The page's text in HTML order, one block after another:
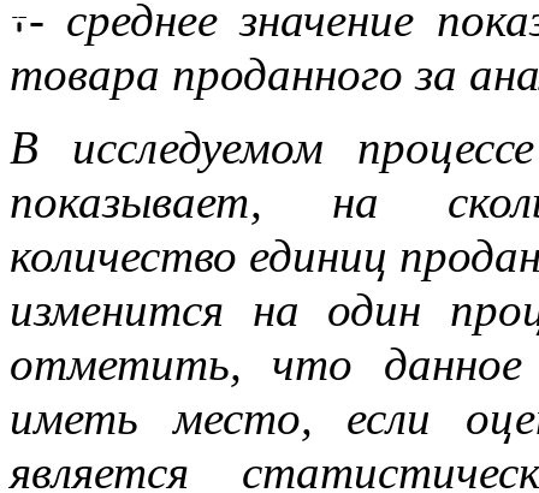
- среднее значение
товара проданного за
В исследуемом
показывает, на
количество единиц
изменится на один
отметить, что данное
иметь место, если
является